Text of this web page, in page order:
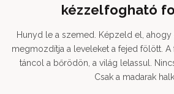
kézzelfogható
Hunyd le a szemed. Képzeld el,
megmozdítja a leveleket a fejed fölött. A
táncol a bőrödön, a világ lelassul.
Csak a madarak